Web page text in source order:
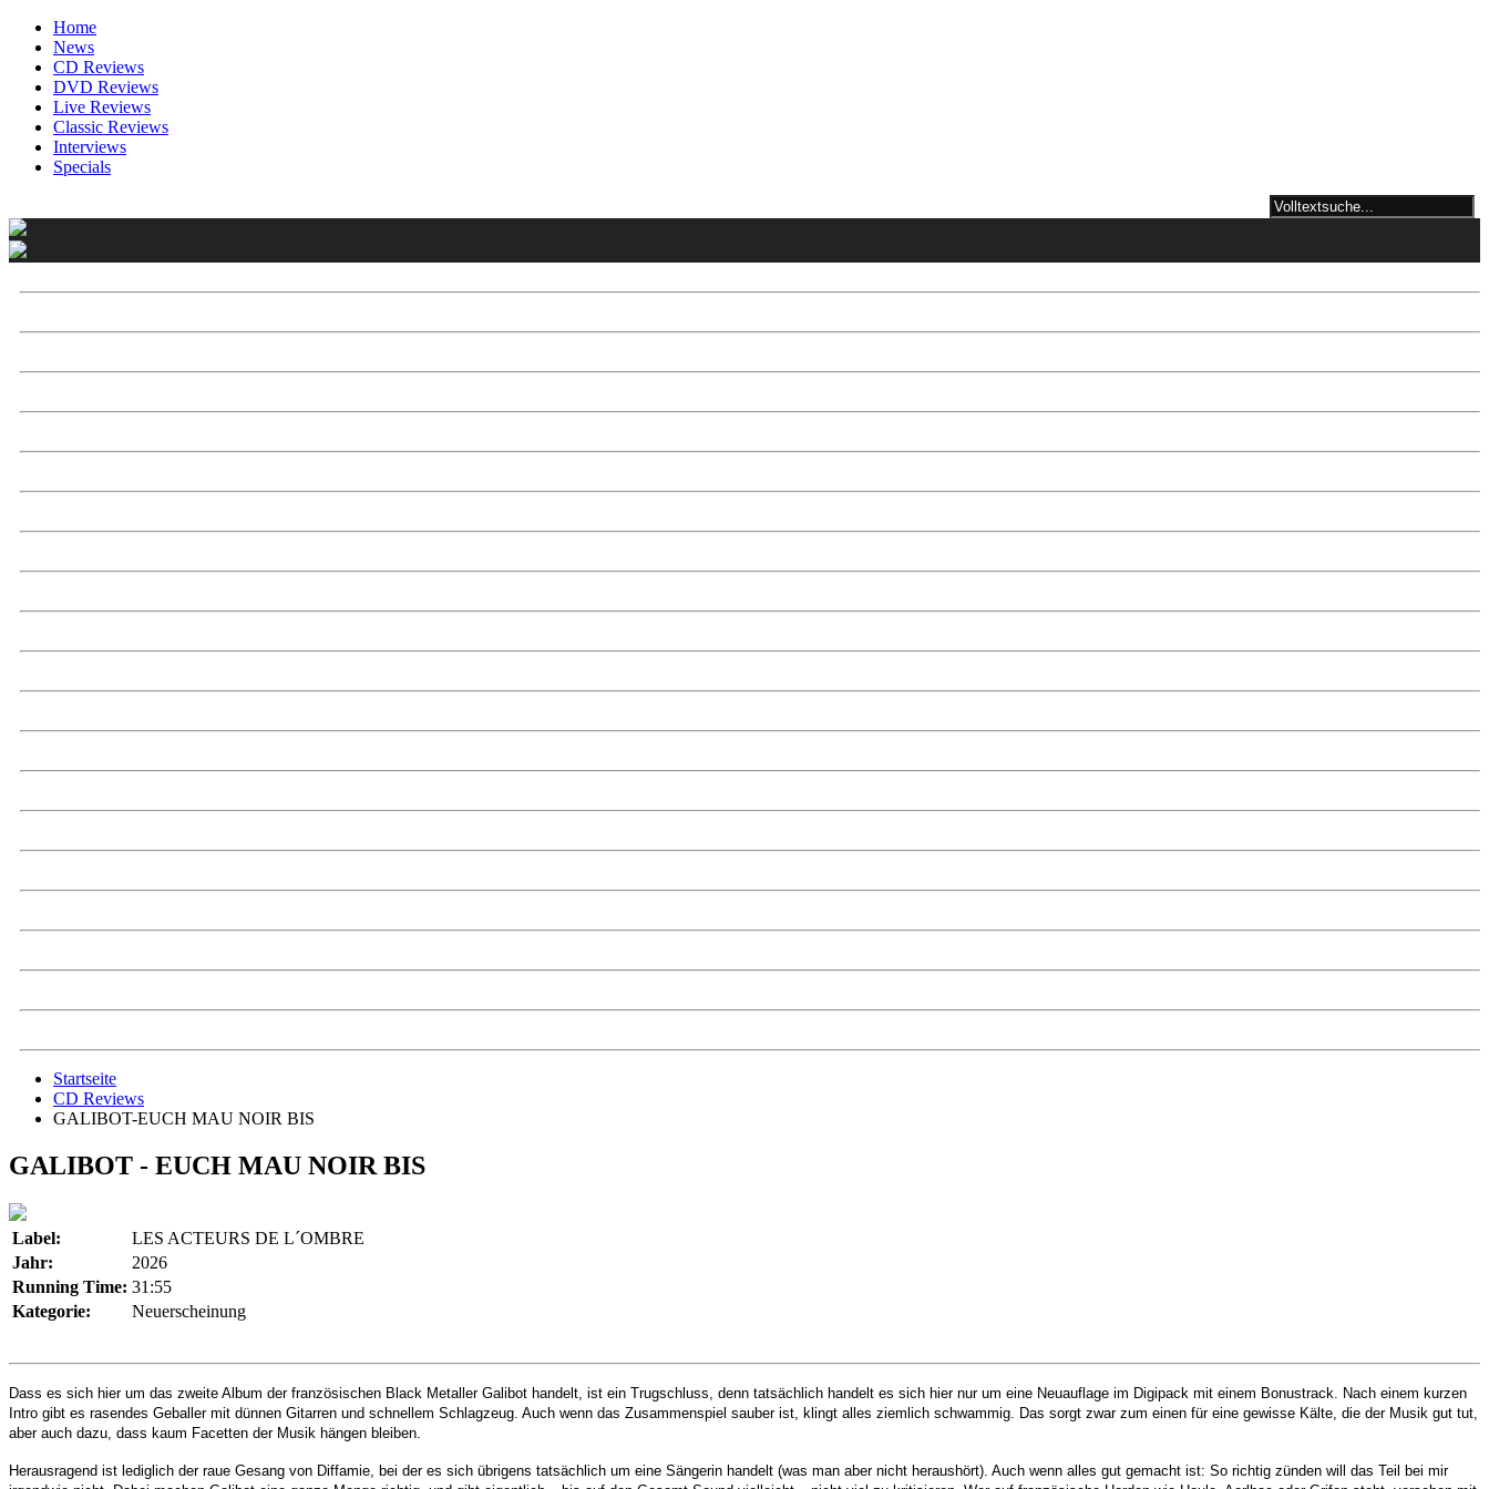
Home
News
CD Reviews
DVD Reviews
Live Reviews
Classic Reviews
Interviews
Specials
Startseite
CD Reviews
GALIBOT-EUCH MAU NOIR BIS
GALIBOT - EUCH MAU NOIR BIS
Label:
LES ACTEURS DE L´OMBRE
Jahr:
2026
Running Time: 31:55
Kategorie:
Neuerscheinung
Dass es sich hier um das zweite Album der französischen Black Metaller Galibot handelt, ist ein Trugschluss, denn tatsächlich handelt es sich hier nur um eine Neuauflage im Digipack mit einem Bonustrack. Nach einem kurzen
Intro gibt es rasendes Geballer mit dünnen Gitarren und schnellem Schlagzeug. Auch wenn das Zusammenspiel sauber ist, klingt alles ziemlich schwammig. Das sorgt zwar zum einen für eine gewisse Kälte, die der Musik gut tut,
aber auch dazu, dass kaum Facetten der Musik hängen bleiben.
Herausragend ist lediglich der raue Gesang von Diffamie, bei der es sich übrigens tatsächlich um eine Sängerin handelt (was man aber nicht heraushört). Auch wenn alles gut gemacht ist: So richtig zünden will das Teil bei mir